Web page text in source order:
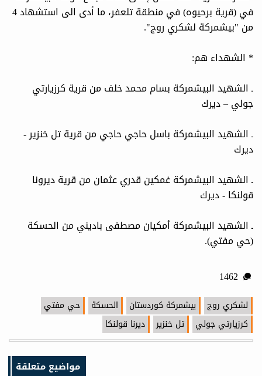
في (قرية برحيوه) في منطقة تلعفر، ما أدى الى استشهاد 4
من "بيشمركة لشكري روج".
* الشهداء هم:
ـ الشهيد البيشمركة بسام محمد خلف من قرية كرزيارتي
جولي – ديرك
ـ الشهيد البيشمركة باسل حاجي حاجي من قرية تل خنزير -
ديرك
ـ الشهيد البيشمركة غمكين قدري عثمان من قرية ديرونا
قولنكا - ديرك
ـ الشهيد البيشمركة أمكيان مصطفى باديني من الحسكة
(حي مفتي).
لشكري روج بيشمركة كوردستان الحسكة
حي مفتي
كرزيارتي جولي
تل خنزير ديرنا قولنكا
مواضيع متعلقة